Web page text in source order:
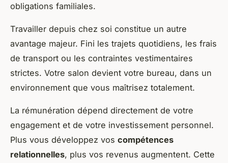
obligations familiales.
Travailler depuis chez soi constitue un autre
avantage majeur. Fini les trajets quotidiens, les frais
de transport ou les contraintes vestimentaires
strictes. Votre salon devient votre bureau, dans un
environnement que vous maîtrisez totalement.
La rémunération dépend directement de votre
engagement et de votre investissement personnel.
Plus vous développez vos compétences
relationnelles, plus vos revenus augmentent. Cette